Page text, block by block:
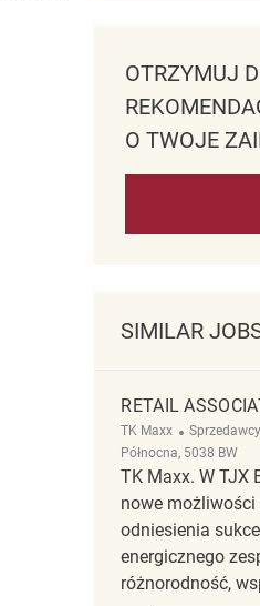
OTRZYMUJ
O TWOJE
SIMILAR
RETAIL
TK Maxx Kategoria
Sprzedawcy
Północna, 5038 BW
TK Maxx. W TJX
nowe
odniesienia
energicznego
różnorodność,